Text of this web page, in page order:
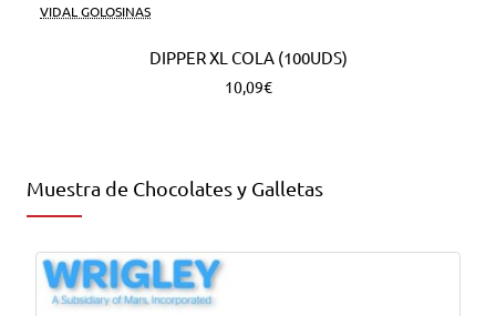
VIDAL GOLOSINAS
DIPPER XL COLA (100UDS)
10,09€
Muestra de Chocolates y Galletas